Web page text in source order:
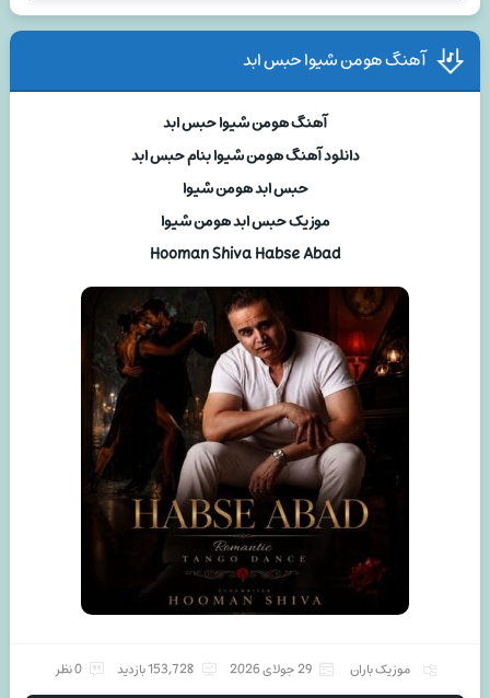
آهنگ هومن شیوا حبس ابد
آهنگ هومن شیوا حبس ابد
دانلود آهنگ هومن شیوا بنام حبس ابد
حبس ابد هومن شیوا
موزیک حبس ابد هومن شیوا
Hooman Shiva Habse Abad
موزیک باران 29 جولای 2026 153,728 بازدید 0 نظر